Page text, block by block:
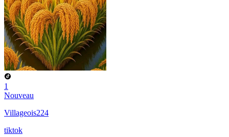
1
Nouveau
Villageois224
tiktok